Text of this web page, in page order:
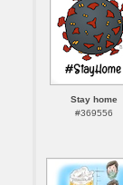
Stay home
#369556